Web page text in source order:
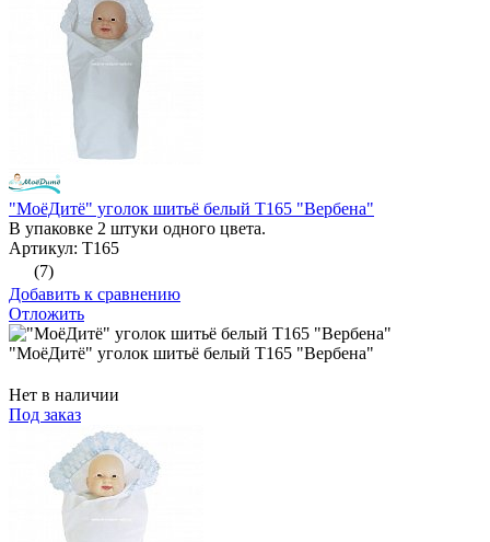
"МоёДитё" уголок шитьё белый Т165 "Вербена"
В упаковке 2 штуки одного цвета.
Артикул: Т165
(7)
Добавить к сравнению
Отложить
"МоёДитё" уголок шитьё белый Т165 "Вербена"
Нет в наличии
Под заказ